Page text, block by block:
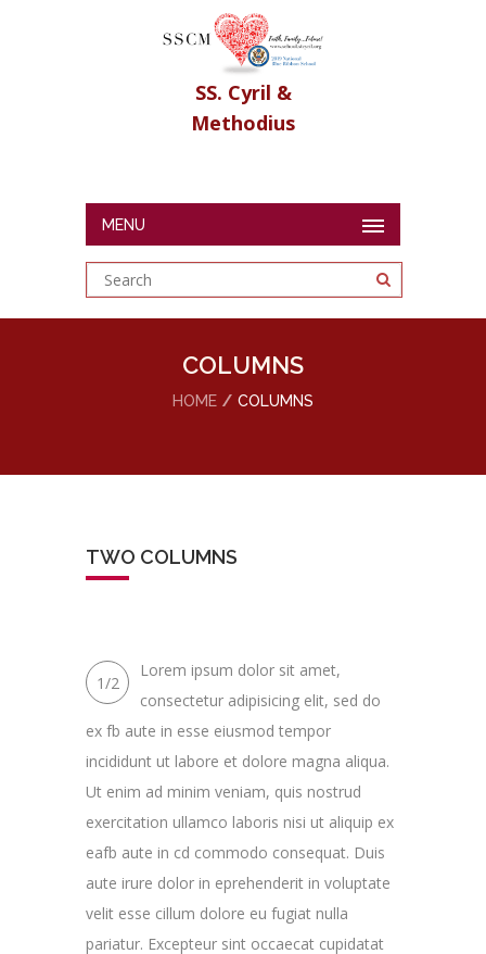
SS. Cyril &
Methodius
MENU
COLUMNS
HOME COLUMNS
TWO COLUMNS
1/2
Lorem ipsum dolor sit amet,
consectetur adipisicing elit, sed do
ex fb aute in esse eiusmod tempor
incididunt ut labore et dolore magna aliqua.
Ut enim ad minim veniam, quis nostrud
exercitation ullamco laboris nisi ut aliquip ex
eafb aute in cd commodo consequat. Duis
aute irure dolor in eprehenderit in voluptate
velit esse cillum dolore eu fugiat nulla
pariatur. Excepteur sint occaecat cupidatat